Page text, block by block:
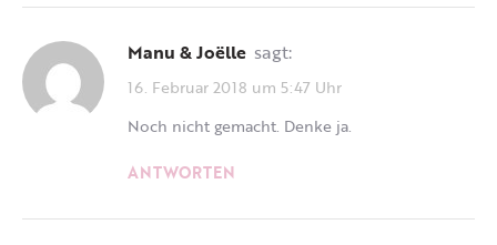
Manu & Joëlle sagt:
16. Februar 2018 um 5:47 Uhr
Noch nicht gemacht. Denke ja.
ANTWORTEN